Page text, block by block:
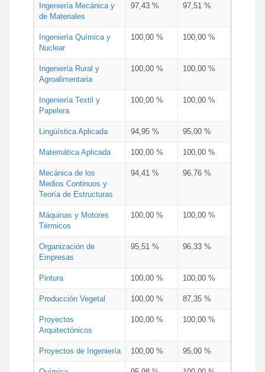
Ingeniería Mecánica y
de Materiales
97,43 % 97,51 %
Ingeniería Química y
Nuclear
100,00 % 100,00 %
Ingeniería Rural y
Agroalimentaria
100,00 % 100,00 %
Ingeniería Textil y
Papelera
100,00 % 100,00 %
Lingüística Aplicada 94,95 % 95,00 %
Matemática Aplicada 100,00 % 100,00 %
Mecánica de los
Medios Continuos y
Teoría de Estructuras
94,41 % 96,76 %
Máquinas y Motores
Térmicos
100,00 % 100,00 %
Organización de
Empresas
95,51 % 96,33 %
Pintura 100,00 % 100,00 %
Producción Vegetal 100,00 % 87,35 %
Proyectos
Arquitectónicos
100,00 % 100,00 %
Proyectos de Ingeniería 100,00 % 95,00 %